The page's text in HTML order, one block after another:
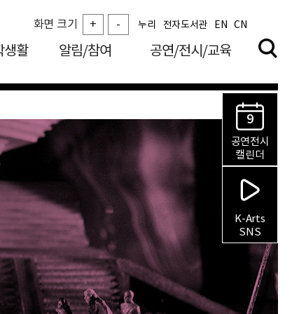
9
공연전시
캘린더
K-Arts
SNS
생활 알림/참여 공연/전시/교육
화면 크기 + - 누리 전자도서관 EN CN